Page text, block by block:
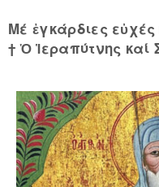
Μέ ἐγκάρδιες
† Ὁ Ἱεραπύτνης καί